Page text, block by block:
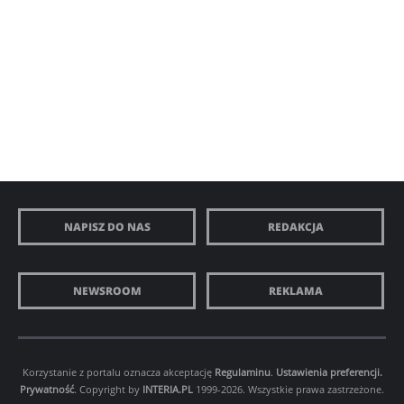
NAPISZ DO NAS REDAKCJA
NEWSROOM REKLAMA
Korzystanie z portalu oznacza akceptację Regulaminu. Ustawienia preferencji.
Prywatność. Copyright by INTERIA.PL 1999-2026. Wszystkie prawa zastrzeżone.